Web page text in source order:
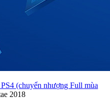
(chuyển nhượng Full mùa
2018